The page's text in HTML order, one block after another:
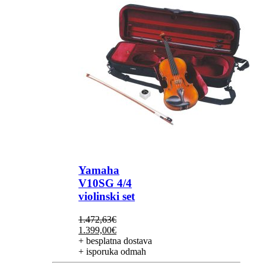
Yamaha
V10SG 4/4
violinski set
1.472,63€
Izvorna
cijena
bila
je:
1.399,00€Trenutna
cijena
je:
1.399,00€.
+ besplatna dostava
+ isporuka odmah